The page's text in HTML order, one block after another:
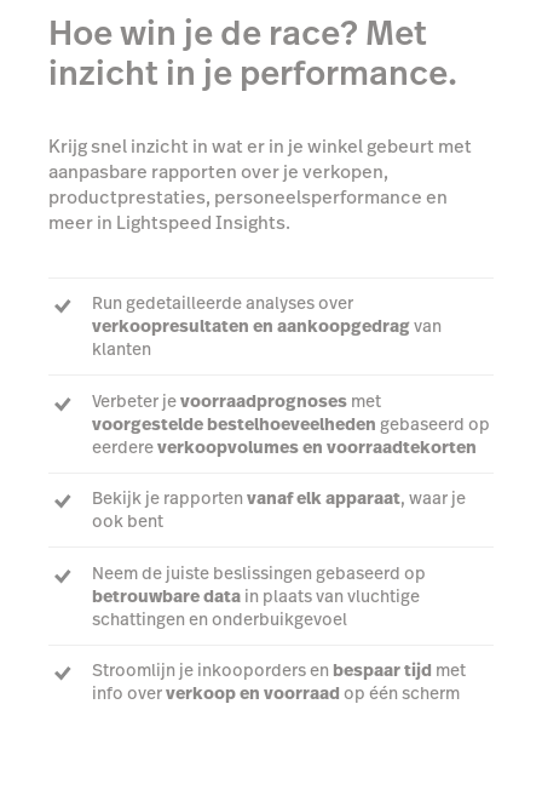
Hoe win je de race? Met
inzicht in je performance.
Krijg snel inzicht in wat er in je winkel gebeurt met
aanpasbare rapporten over je verkopen,
productprestaties, personeelsperformance en
meer in Lightspeed Insights.
Run gedetailleerde analyses over
verkoopresultaten en aankoopgedragvan
klanten
Verbeter jevoorraadprognoses met
voorgestelde bestelhoeveelheden gebaseerd op
eerdereverkoopvolumes en voorraadtekorten
Bekijk je rapporten vanaf elk apparaat, waar je
ook bent
Neem de juiste beslissingen gebaseerd op
betrouwbare data in plaats van vluchtige
schattingen en onderbuikgevoel
Stroomlijn je inkooporders en bespaar tijd met
info oververkoop en voorraad op één scherm